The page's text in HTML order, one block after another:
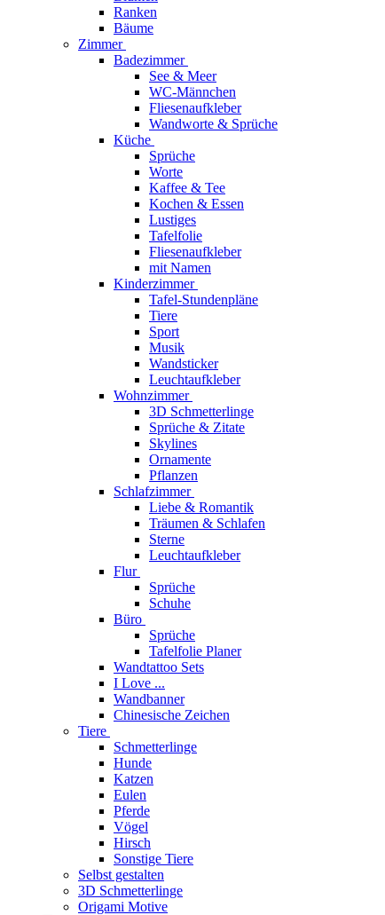
Ranken
Bäume
Zimmer
Badezimmer
See & Meer
WC-Männchen
Fliesenaufkleber
Wandworte & Sprüche
Küche
Sprüche
Worte
Kaffee & Tee
Kochen & Essen
Lustiges
Tafelfolie
Fliesenaufkleber
mit Namen
Kinderzimmer
Tafel-Stundenpläne
Tiere
Sport
Musik
Wandsticker
Leuchtaufkleber
Wohnzimmer
3D Schmetterlinge
Sprüche & Zitate
Skylines
Ornamente
Pflanzen
Schlafzimmer
Liebe & Romantik
Träumen & Schlafen
Sterne
Leuchtaufkleber
Flur
Sprüche
Schuhe
Büro
Sprüche
Tafelfolie Planer
Wandtattoo Sets
I Love ...
Wandbanner
Chinesische Zeichen
Tiere
Schmetterlinge
Hunde
Katzen
Eulen
Pferde
Vögel
Hirsch
Sonstige Tiere
Selbst gestalten
3D Schmetterlinge
Origami Motive